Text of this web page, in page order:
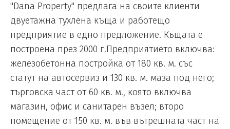
"Dana Property" предлага на своите клиенти
двуетажна тухлена къща и работещо
предприятие в едно предложение. Къщата е
построена през 2000 г.Предприятието включва:
железобетонна постройка от 180 кв. м. със
статут на автосервиз и 130 кв. м. маза под него;
търговска част от 60 кв. м., която включва
магазин, офис и санитарен възел; второ
помещение от 150 кв. м. във вътрешната част на